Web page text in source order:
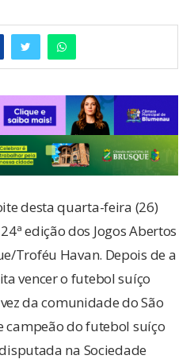
desta quarta-feira (26)
edição dos Jogos Abertos
Troféu Havan. Depois de a
vencer o futebol suíço
da comunidade do São
campeão do futebol suíço
na Sociedade